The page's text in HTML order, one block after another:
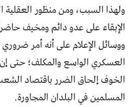
ولهذا السبب، ومن منظور العقلية
الإبقاء على عدو دائم ومخيف
ووسائل الإعلام على أنه أمر
العسكري الواسع والمكلف؛ حتى
الخوف إلحاق الضرر باقتصاد
المسلمين في البلدان المجاورة.